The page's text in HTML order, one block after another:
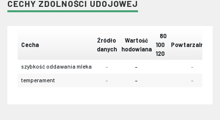
CECHY ZDOLNOŚCI UDOJOWEJ
Cecha
Źródło
danych
Wartość
hodowlana
80
100
120
Powtarzalność
szybkość oddawania mleka - - -
temperament - - -